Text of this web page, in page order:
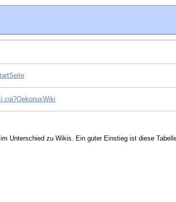
Unterschied zu Wikis. Ein guter Einstieg ist diese